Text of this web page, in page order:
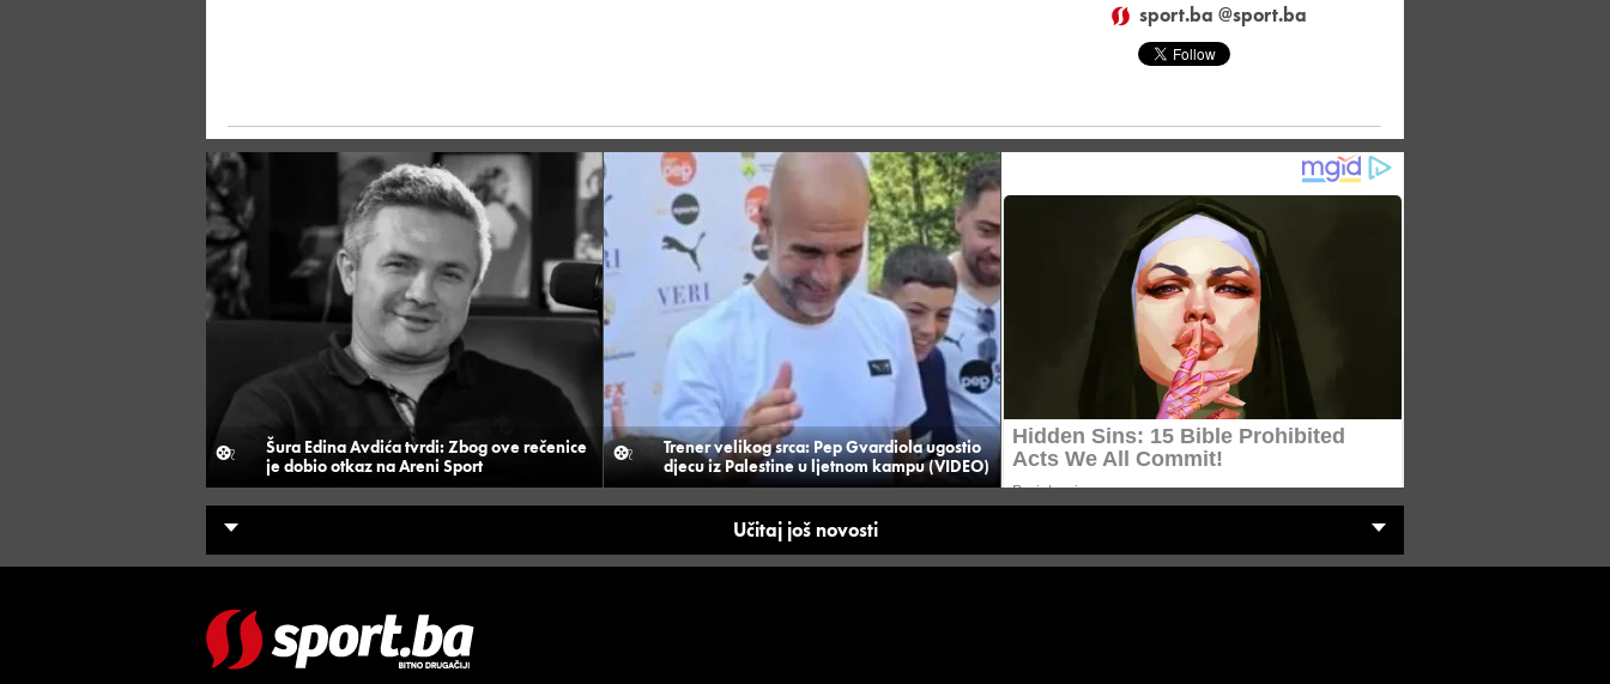
sport.ba @sport.ba
Šura Edina Avdića tvrdi: Zbog ove rečenice
je dobio otkaz na Areni Sport
Trener velikog srca: Pep Gvardiola ugostio
djecu iz Palestine u ljetnom kampu (VIDEO)
Učitaj još novosti